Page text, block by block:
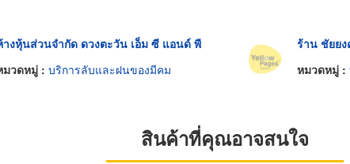
างหุ้นส่วนจำกัด ดวงตะวัน เอ็ม ซี แอนด์ พี
มวดหมู่ : บริการลับและฝนของมีคม
ร้าน ชัยยง
หมวดหมู่ :
สินค้าที่คุณอาจสนใจ